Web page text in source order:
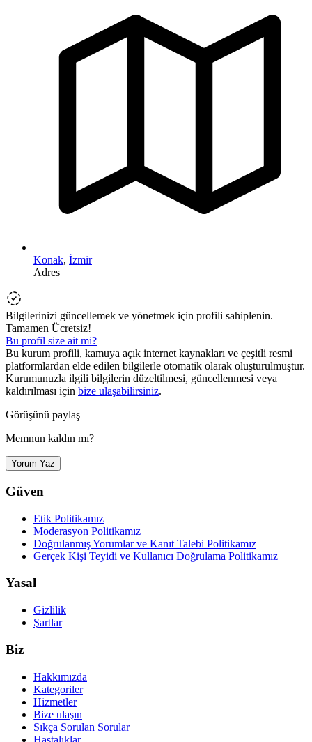
Konak, İzmir
Adres
Bilgilerinizi güncellemek ve yönetmek için profili sahiplenin.
Tamamen Ücretsiz!
Bu profil size ait mi?
Bu kurum profili, kamuya açık internet kaynakları ve çeşitli resmi
platformlardan elde edilen bilgilerle otomatik olarak oluşturulmuştur.
Kurumunuzla ilgili bilgilerin düzeltilmesi, güncellenmesi veya
kaldırılması için bize ulaşabilirsiniz.
Görüşünü paylaş
Memnun kaldın mı?
Yorum Yaz
Güven
Etik Politikamız
Moderasyon Politikamız
Doğrulanmış Yorumlar ve Kanıt Talebi Politikamız
Gerçek Kişi Teyidi ve Kullanıcı Doğrulama Politikamız
Yasal
Gizlilik
Şartlar
Biz
Hakkımızda
Kategoriler
Hizmetler
Bize ulaşın
Sıkça Sorulan Sorular
Hastalıklar